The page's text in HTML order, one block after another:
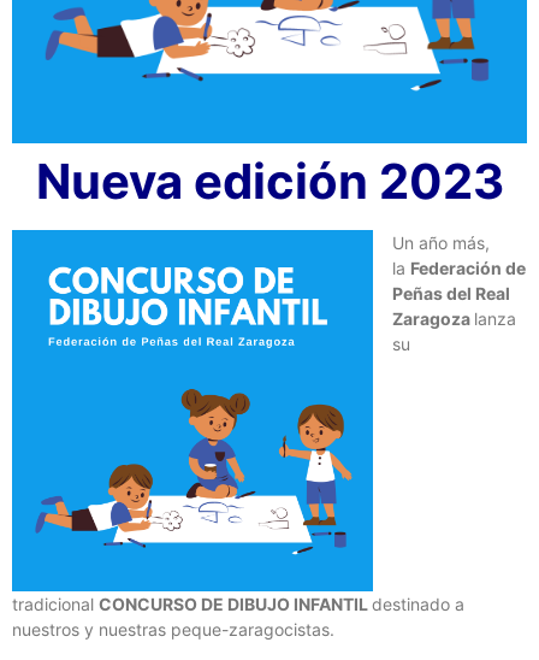
Nueva edición 2023
Un año más,
la Federación de
Peñas del Real
Zaragoza lanza
su
tradicional CONCURSO DE DIBUJO INFANTILdestinado a
nuestros y nuestras peque-zaragocistas.